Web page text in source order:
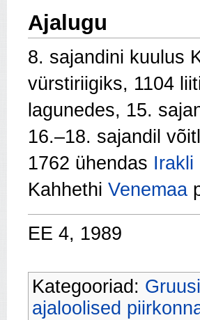
Ajalugu
8. sajandini kuulus
vürstiriigiks, 1104
lagunedes, 15.
16.–18. sajandil
1762 ühendas Irakli
Kahhethi Venemaa
EE 4, 1989
Kategooriad:
ajaloolised